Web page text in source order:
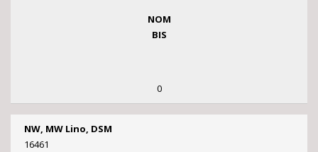
NOM
BIS
0
NW, MW Lino, DSM
16461